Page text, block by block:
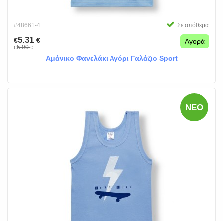
#48661-4 Σε απόθεμα
€5.31 €
€5.90€
Αγορά
Αμάνικο Φανελάκι Αγόρι Γαλάζιο Sport
ΝΈΟ